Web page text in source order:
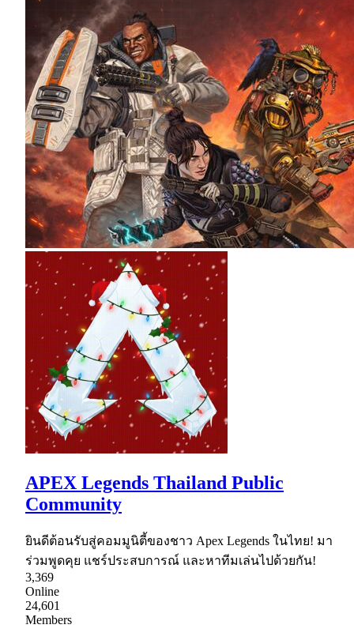
APEX Legends Thailand Public
Community
ยินดีต้อนรับสู่คอมมูนิตี้ของชาว Apex Legends ในไทย! มา
ร่วมพูดคุย แชร์ประสบการณ์ และหาทีมเล่นไปด้วยกัน!
3,369
Online
24,601
Members